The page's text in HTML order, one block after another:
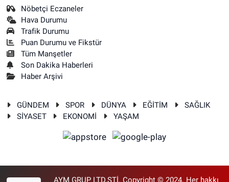
Nöbetçi Eczaneler
Hava Durumu
Trafik Durumu
Puan Durumu ve Fikstür
Tüm Manşetler
Son Dakika Haberleri
Haber Arşivi
GÜNDEM SPOR DÜNYA EĞİTİM
SAĞLIK
SİYASET
EKONOMİ YAŞAM
AYM GRUP LTD.ŞTİ. Copyright © 2024. Her hakkı